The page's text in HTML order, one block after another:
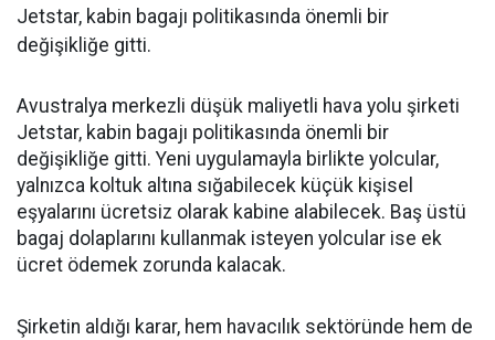
Jetstar, kabin bagajı politikasında önemli bir
değişikliğe gitti.
Avustralya merkezli düşük maliyetli hava yolu şirketi
Jetstar, kabin bagajı politikasında önemli bir
değişikliğe gitti. Yeni uygulamayla birlikte yolcular,
yalnızca koltuk altına sığabilecek küçük kişisel
eşyalarını ücretsiz olarak kabine alabilecek. Baş üstü
bagaj dolaplarını kullanmak isteyen yolcular ise ek
ücret ödemek zorunda kalacak.
Şirketin aldığı karar, hem havacılık sektöründe hem de